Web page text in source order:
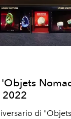
2022
di